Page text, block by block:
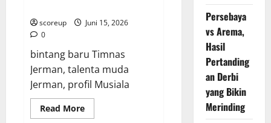
scoreup
Juni 15, 2026
0
bintang baru Timnas
Jerman, talenta muda
Jerman, profil Musiala
Read MoreRead
more
Persebaya
vs Arema,
Hasil
Pertanding
an Derbi
yang Bikin
Merinding